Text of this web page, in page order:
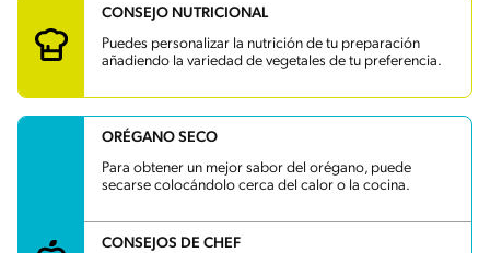
Carbohidratos 17 g
Energía 227.1 kcal
Grasas 11.9 g
Sodio
Azúcares 3.3 g
CONSEJO NUTRICIONAL
Puedes personalizar la nutrición de tu preparación
añadiendo la variedad de vegetales de tu preferencia.
ORÉGANO SECO
Para obtener un mejor sabor del orégano, puede
secarse colocándolo cerca del calor o la cocina.
CONSEJOS DE CHEF